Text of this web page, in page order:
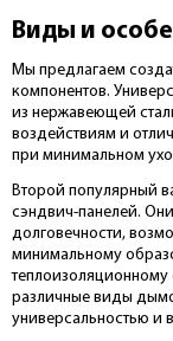
Виды и
Мы предлагаем
компонентов.
из нержавеющей
воздействиям и
при минимальном
Второй популярный
сэндвич-панелей.
долговечности,
минимальному
теплоизоляционному
различные виды
универсальностью и